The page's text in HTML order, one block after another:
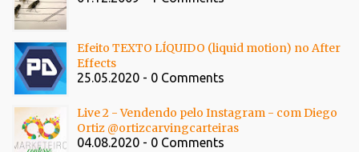
Efeito TEXTO LÍQUIDO (liquid motion) no After
Effects
25.05.2020 - 0 Comments
Live 2 - Vendendo pelo Instagram - com Diego
Ortiz @ortizcarvingcarteiras
04.08.2020 - 0 Comments